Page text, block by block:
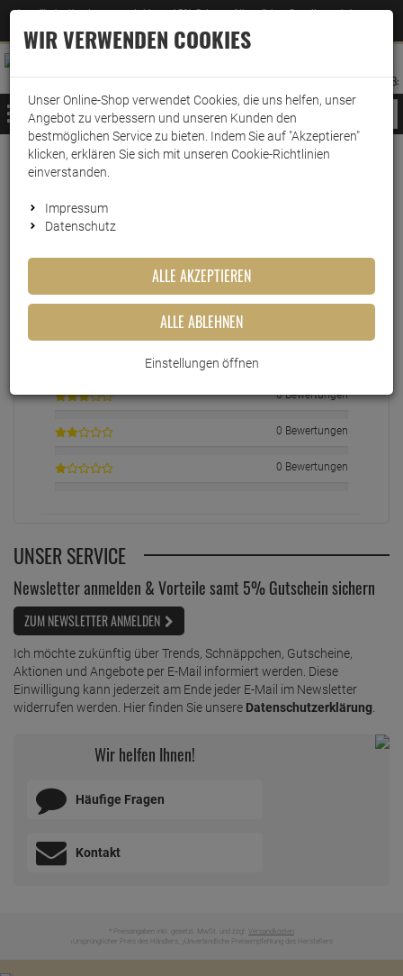
Jetzt für den Newsletter entscheiden und 5% Rabatt auf Ihre nächste Bestellung erhalten
–Zum Newsletter
ANMELDEN
AUFKLAPPEN
MERKZETTEL
WARENKORB:
MENÜ
Echte
EINLOGGEN UND BEWERTUNG SCHREIBEN
0 Bewertungen
0 Bewertungen
0 Bewertungen
UNSER SERVICE
Newsletter anmelden & Vorteile samt 5% Gutschein sichern
ZUM NEWSLETTER ANMELDEN
Ich möchte zukünftig über Trends, Schnäppchen, Gutscheine,
Aktionen und Angebote per E-Mail informiert werden. Diese
Einwilligung kann jederzeit am Ende jeder E-Mail im Newsletter
widerrufen werden. Hier finden Sie unsere Datenschutzerklärung
Wir helfen Ihnen!
Häufige Fragen
Kontakt
* Preisangaben inkl. gesetzl. MwSt. und zzgl. Versandkosten
Ursprünglicher Preis des Händlers, Unverbindliche Preisempfehlung des Herstellers
WIR VERWENDEN COOKIES
Unser Online-Shop verwendet Cookies, die uns helfen, unser
Angebot zu verbessern und unseren Kunden den
bestmöglichen Service zu bieten. Indem Sie auf "Akzeptieren"
klicken, erklären Sie sich mit unseren Cookie-Richtlinien
einverstanden.
Impressum
Datenschutz
ALLE AKZEPTIEREN
ALLE ABLEHNEN
Einstellungen öffnen